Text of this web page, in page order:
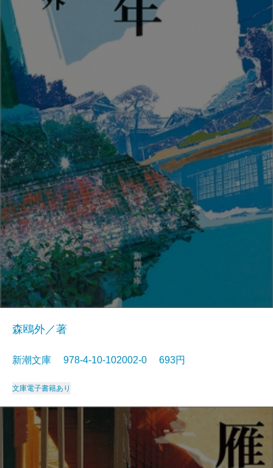
森鴎外／著
新潮文庫 978-4-10-102002-0 693円
文庫電子書籍あり